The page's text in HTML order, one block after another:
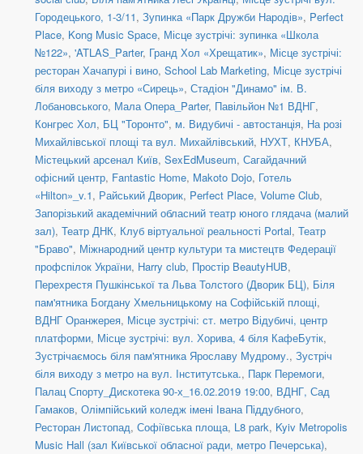
Городецького, 1-3/11, Зупинка «Парк Дружби Народів», Perfect
Place, Kong Music Space, Місце зустрічі: зупинка «Школа
№122», 'ATLAS_Parter, Гранд Хол «Хрещатик», Місце зустрічі:
ресторан Хачапурі і вино, School Lab Marketing, Місце зустрічі
біля виходу з метро «Сирець», Стадіон "Динамо" ім. В.
Лобановського, Мала Опера_Parter, Павільйон №1 ВДНГ,
Конгрес Хол, БЦ "Торонто", м. Видубичі - автостанція, На розі
Михайлівської площі та вул. Михайлівський, НУХТ, КНУБА,
Містецький арсенал Київ, SexEdMuseum, Сагайдачний
офісний центр, Fantastic Home, Makoto Dojo, Готель
«Hilton»_v.1, Райський Дворик, Perfect Place, Volume Club,
Запорізький академічний обласний театр юного глядача (малий
зал), Театр ДНК, Клуб віртуальної реальності Portal, Театр
"Браво", Міжнародний центр культури та мистецтв Федерації
профспілок України, Harry club, Простір BeautyHUB,
Перехрестя Пушкінської та Льва Толстого (Дворик БЦ), Біля
пам'ятника Богдану Хмельницькому на Софійській площі,
ВДНГ Оранжерея, Місце зустрічі: ст. метро Відубичі, центр
платформи, Місце зустрічі: вул. Хорива, 4 біля КафеБутік,
Зустрічаємось біля пам'ятника Ярославу Мудрому., Зустріч
біля виходу з метро на вул. Інститутська., Парк Перемоги,
Палац Спорту_Дискотека 90-х_16.02.2019 19:00, ВДНГ, Сад
Гамаков, Олімпійський коледж імені Івана Піддубного,
Ресторан Листопад, Софіївська площа, L8 park, Kyiv Metropolis
Music Hall (зал Київської обласної ради, метро Печерська),